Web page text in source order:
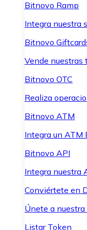
Bitnovo Ramp
Integra nuestra
Bitnovo
Vende nuestras
Bitnovo OTC
Realiza
Bitnovo ATM
Integra un ATM
Bitnovo API
Integra nuestra
Conviértete en
Únete a nuestra
Listar Token